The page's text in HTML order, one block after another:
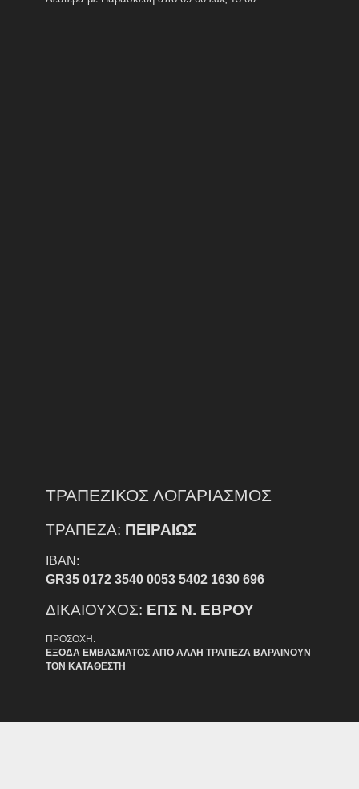
ΤΡΑΠΕΖΙΚΟΣ ΛΟΓΑΡΙΑΣΜΟΣ
ΤΡΑΠΕΖΑ: ΠΕΙΡΑΙΩΣ
IBAN:
GR35 0172 3540 0053 5402 1630 696
ΔΙΚΑΙΟΥΧΟΣ: ΕΠΣ Ν. ΕΒΡΟΥ
ΠΡΟΣΟΧΗ:
ΕΞΟΔΑ ΕΜΒΑΣΜΑΤΟΣ ΑΠΟ ΑΛΛΗ ΤΡΑΠΕΖΑ ΒΑΡΑΙΝΟΥΝ
ΤΟΝ ΚΑΤΑΘΕΣΤΗ